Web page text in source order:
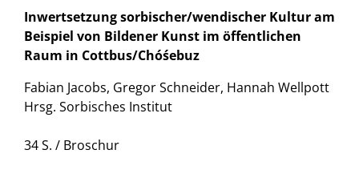
Inwertsetzung sorbischer/wendischer Kultur am
Beispiel von Bildener Kunst im öffentlichen
Raum in Cottbus/Chóśebuz
Fabian Jacobs, Gregor Schneider, Hannah Wellpott
Hrsg. Sorbisches Institut
34 S. / Broschur